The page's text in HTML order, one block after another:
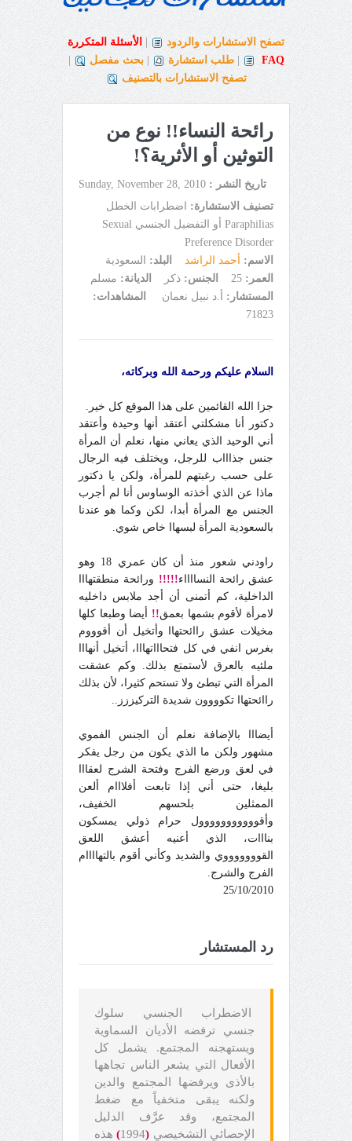
تصفح الاستشارات والردود
الأسئلة المتكررة
FAQ
طلب استشارة بحث مفصل
تصفح الاستشارات بالتصنيف
رائحة النساء!! نوع من
التوثين أو الأثرية؟!
تاريخ النشر : Sunday, November 28, 2010
تصنيف الاستشارة:
اضطرابات الخطل
Paraphilias أو التفضيل الجنسي Sexual
Preference Disorder
الاسم:
أحمد الراشد البلد:
السعودية
العمر: 25 الجنس: ذكر الديانة: مسلم
المستشار:
أ.د نبيل نعمان
المشاهدات:
71823
السلام عليكم ورحمة الله وبركاته،
جزا الله القائمين على هذا الموقع كل خير.
دكتور أنا مشكلتي أعتقد أنها وحيدة وأعتقد
أني الوحيد الذي يعاني منها، نعلم أن المرأة
جنس جذاااب للرجل، ويختلف فيه الرجال
على حسب رغبتهم للمرأة، ولكن يا دكتور
ماذا عن الذي أخذته الوساوس أنا لم أجرب
الجنس مع المرأة أبدا، لكن وكما هو عندنا
بالسعودية المرأة لبسهاا خاص شوي.
راودني شعور منذ أن كان عمري 18 وهو
عشق رائحة النسااااء!!!!! ورائحة منطقتهااا
الداخلية، كم أتمنى أن أجد ملابس داخليه
لامرأة لأقوم بشمها بعمق!! أيضا وطبعا كلها
مخيلات عشق راائحتهاا وأتخيل أن أقوووم
بغرس انفي في كل فتحاااتهااا، أتخيل أنهااا
ملئيه بالعرق لأستمتع بذلك. وكم عشقت
المرأة التي تبطئ ولا تستحم كثيرا، لأن بذلك
راائحتهاا تكوووون شديدة التركيززز..
أيضااا بالإضافة نعلم أن الجنس الفموي
مشهور ولكن ما الذي يكون من رجل يفكر
في لعق ورضع الفرج وفتحة الشرج لعقااا
بليغا، حتى أني إذا تابعت أفلااام ألعن
الممثلين بلحسهم الخفيف،
وأقووووووووووول حرام ذولي يمسكون
بنااات، الذي أعنيه أعشق اللعق
القوووووووي والشديد وكأني أقوم بالتهاااام
الفرج والشرج.
25/10/2010
رد المستشار
الاضطراب الجنسي سلوك
جنسي ترفضه الأديان السماوية
ويستهجنه المجتمع. يشمل كل
الأفعال التي يشعر الناس تجاهها
بالأذى ويرفضها المجتمع والدين
ولكنه يبقى متخفياً مع ضغط
المجتمع، وقد عرَّف الدليل
الإحصائي التشخيصي (
1994
)هذه